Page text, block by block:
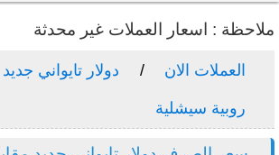
ملاحظة : اسعار العملات غير محدثة
العملات الان دولار تايواني جديد
روبية سيشلية